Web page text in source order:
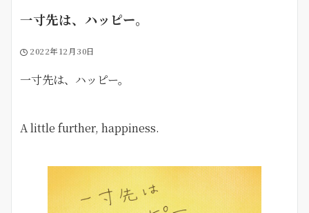
一寸先は、ハッピー。
2022年12月30日
一寸先は、ハッピー。
A little further, happiness.